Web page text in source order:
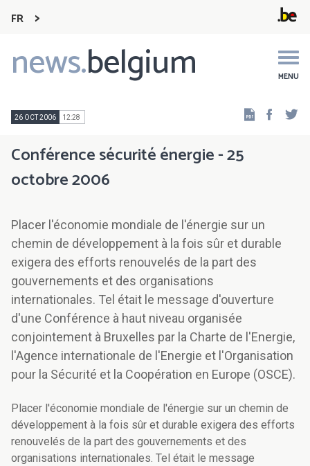
FR
news.belgium MENU
Main
navigation
26 OCT 2006 12:28
Conférence sécurité énergie - 25
octobre 2006
Placer l'économie mondiale de l'énergie sur un
chemin de développement à la fois sûr et durable
exigera des efforts renouvelés de la part des
gouvernements et des organisations
internationales. Tel était le message d'ouverture
d'une Conférence à haut niveau organisée
conjointement à Bruxelles par la Charte de l'Energie,
l'Agence internationale de l'Energie et l'Organisation
pour la Sécurité et la Coopération en Europe (OSCE).
Placer l'économie mondiale de l'énergie sur un chemin de
développement à la fois sûr et durable exigera des efforts
renouvelés de la part des gouvernements et des
organisations internationales. Tel était le message